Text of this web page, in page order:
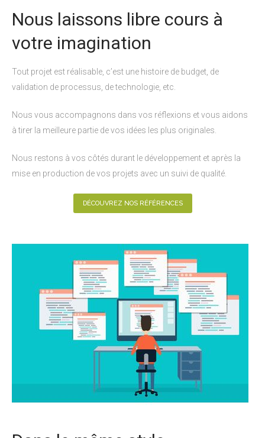
Nous laissons libre cours à
votre imagination
Tout projet est réalisable, c’est une histoire de budget, de
validation de processus, de technologie, etc.
Nous vous accompagnons dans vos réflexions et vous aidons
à tirer la meilleure partie de vos idées les plus originales.
Nous restons à vos côtés durant le développement et après la
mise en production de vos projets avec un suivi de qualité.
DÉCOUVREZ NOS RÉFÉRENCES